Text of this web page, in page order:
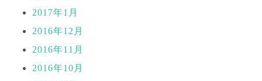
2017年1月
2016年12月
2016年11月
2016年10月